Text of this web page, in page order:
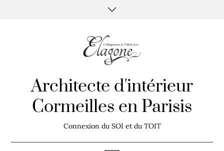
Architecte d'intérieur
Cormeilles en Parisis
Connexion du SOI et du TOIT